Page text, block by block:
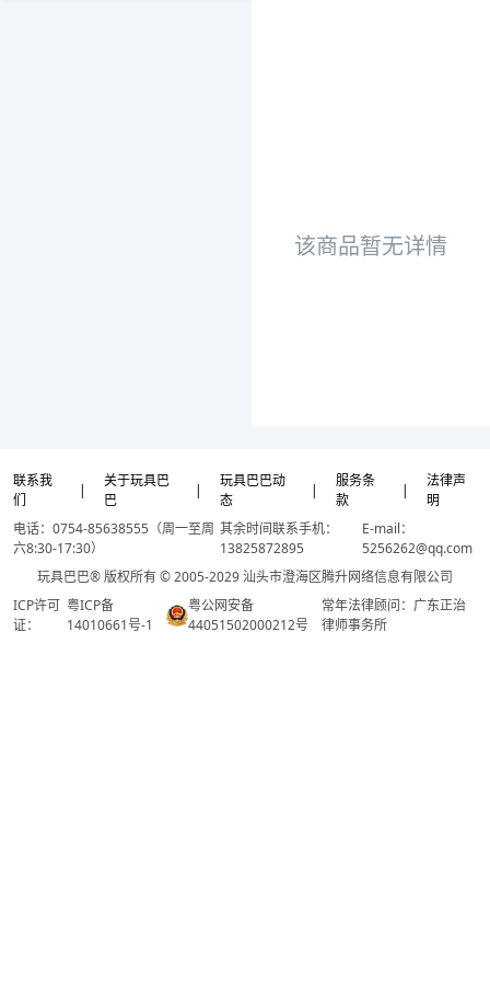
该商品暂无详情
联系我
们
|
关于玩具巴
巴
|
玩具巴巴动
态
|
服务条
款
|
法律声
明
电话：0754-85638555（周一至周
六8:30-17:30）
其余时间联系手机：
13825872895
E-mail：
5256262@qq.com
玩具巴巴® 版权所有 © 2005-2029 汕头市澄海区腾升网络信息有限公司
ICP许可
证：
粤ICP备
14010661号-1
粤公网安备
44051502000212号
常年法律顾问：广东正治
律师事务所